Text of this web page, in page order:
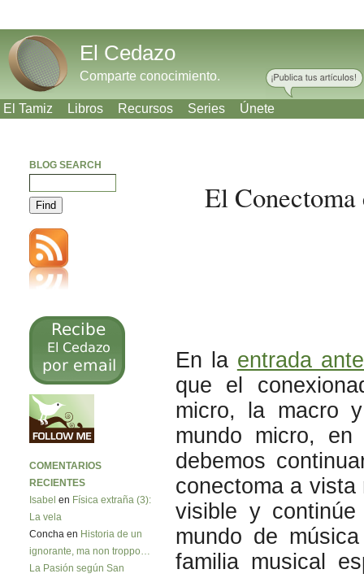
El Cedazo
Comparte conocimiento.
El Tamiz Libros Recursos Series Únete
El
En la entrada
que el
micro, la macro
mundo micro,
debemos
conectoma a
visible y
mundo de
familia musical
BLOG SEARCH
COMENTARIOS
RECIENTES
Isabel en Física extraña (3):
La vela
Concha en Historia de un
ignorante, ma non troppo…
La Pasión según San